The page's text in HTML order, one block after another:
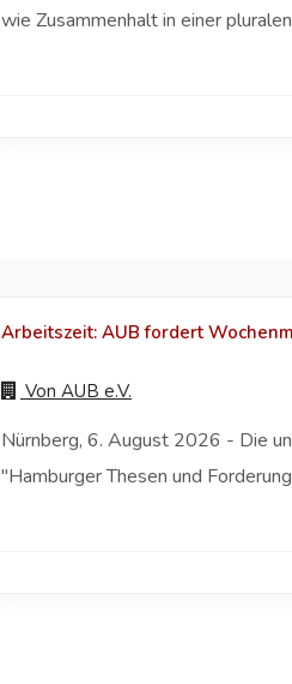
wie Zusammenhalt in einer
Arbeitszeit: AUB fordert
Von AUB e.V.
Nürnberg, 6. August 2026 - Die
"Hamburger Thesen und